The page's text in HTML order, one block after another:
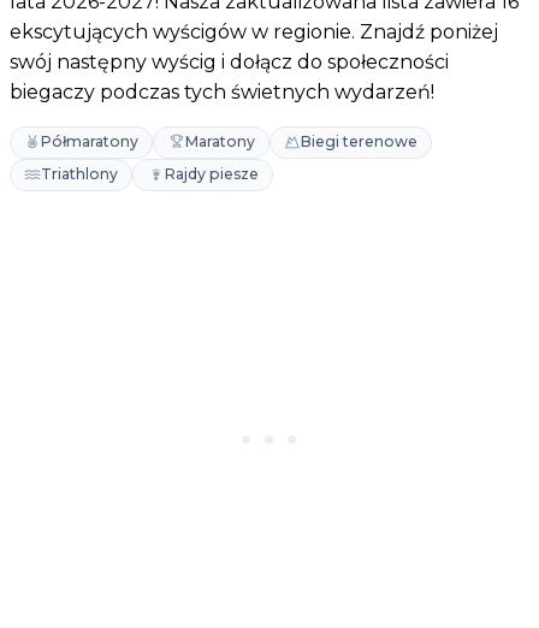
ekscytujących wyścigów w regionie. Znajdź poniżej
swój następny wyścig i dołącz do społeczności
biegaczy podczas tych świetnych wydarzeń!
Półmaratony Maratony
Biegi terenowe
Triathlony
Rajdy piesze